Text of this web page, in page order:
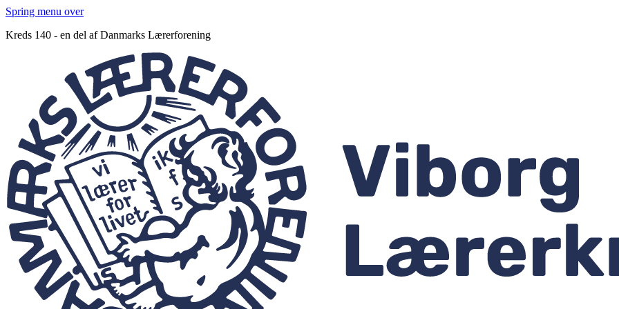
Spring menu over
Kreds 140 - en del af Danmarks Lærerforening